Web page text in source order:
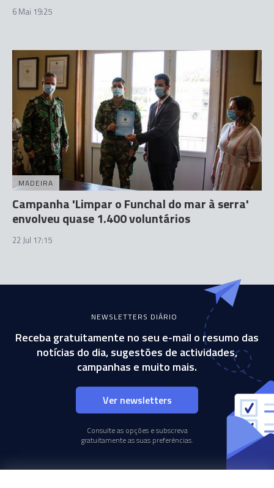
6 Mai 19:25
MADEIRA
Campanha 'Limpar o Funchal do mar à serra'
envolveu quase 1.400 voluntários
22 Jul 17:15
NEWSLETTERS DIÁRIO
Receba gratuitamente no seu e-mail o resumo das
notícias do dia, sugestões de actividades,
campanhas e muito mais.
Ver newsletters
Consulte as opções e subscreva
gratuitamente as suas preferências.